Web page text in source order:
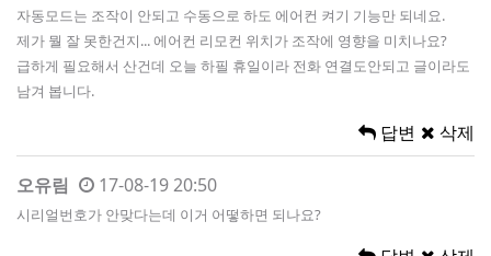
자동모드는 조작이 안되고 수동으로 하도 에어컨 켜기 기능만 되네요.
제가 뭘 잘 못한건지... 에어컨 리모컨 위치가 조작에 영향을 미치나요?
급하게 필요해서 산건데 오늘 하필 휴일이라 전화 연결도안되고 글이라도
남겨 봅니다.
답변 삭제
오유림 17-08-19 20:50
시리얼번호가 안맞다는데 이거 어떻하면 되나요?